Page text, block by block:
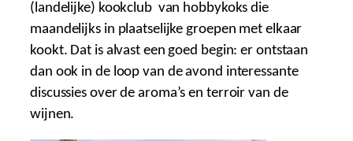
(landelijke) kookclub van hobbykoks die
maandelijks in plaatselijke groepen met elkaar
kookt. Dat is alvast een goed begin: er ontstaan
dan ook in de loop van de avond interessante
discussies over de aroma’s en terroir van de
wijnen.